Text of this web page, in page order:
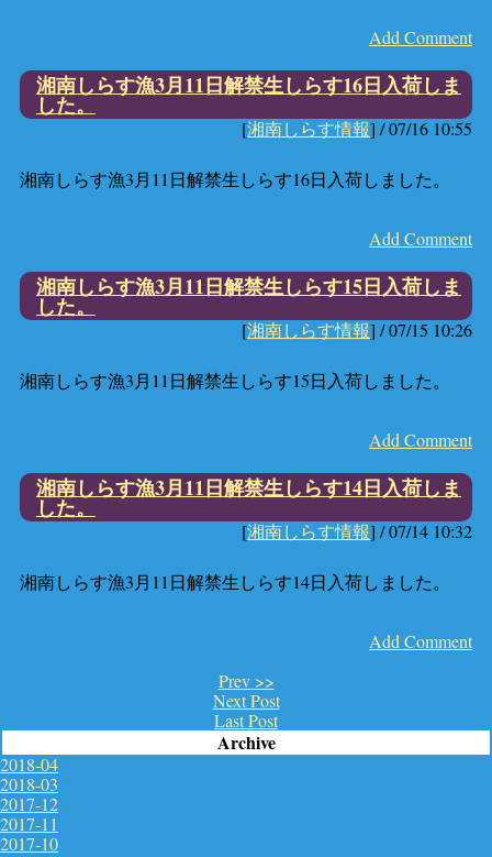
Add Comment
湘南しらす漁3月11日解禁生しらす16日入荷しま
した。
[湘南しらす情報] /07/16 10:55
湘南しらす漁3月11日解禁生しらす16日入荷しました。
Add Comment
湘南しらす漁3月11日解禁生しらす15日入荷しま
した。
[湘南しらす情報] /07/15 10:26
湘南しらす漁3月11日解禁生しらす15日入荷しました。
Add Comment
湘南しらす漁3月11日解禁生しらす14日入荷しま
した。
[湘南しらす情報] /07/14 10:32
湘南しらす漁3月11日解禁生しらす14日入荷しました。
Add Comment
Prev >>
Next Post
Last Post
Archive
2018-04
2018-03
2017-12
2017-11
2017-10